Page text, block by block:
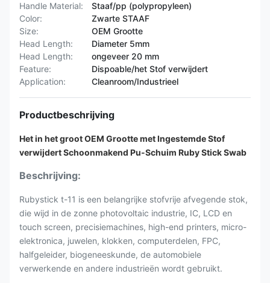
Handle Material:
Staaf/pp (polypropyleen)
Color:
Zwarte STAAF
Size:
OEM Grootte
Head Length:
Diameter 5mm
Head Length:
ongeveer 20 mm
Feature:
Dispoable/het Stof verwijdert
Application:
Cleanroom/Industrieel
Productbeschrijving
Het in het groot OEM Grootte met Ingestemde Stof
verwijdert Schoonmakend Pu-Schuim Ruby Stick Swab
Beschrijving:
Rubystick t-11 is een belangrijke stofvrije afvegende stok,
die wijd in de zonne photovoltaic industrie, IC, LCD en
touch screen, precisiemachines, high-end printers, micro-
elektronica, juwelen, klokken, computerdelen, FPC,
halfgeleider, biogeneeskunde, de automobiele
verwerkende en andere industrieën wordt gebruikt.